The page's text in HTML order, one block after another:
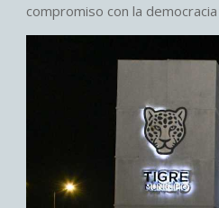
compromiso con la